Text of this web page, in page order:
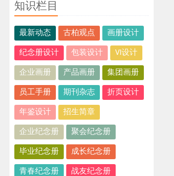
知识栏目
最新动态 古柏观点 画册设计
纪念册设计 包装设计 VI设计
企业画册 产品画册 集团画册
员工手册 期刊杂志 折页设计
年鉴设计 招生简章
企业纪念册 聚会纪念册
毕业纪念册 成长纪念册
青春纪念册 战友纪念册